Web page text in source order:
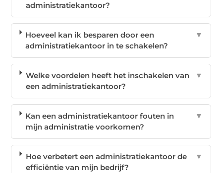
administratiekantoor?
Hoeveel kan ik besparen door een
administratiekantoor in te schakelen?
▼
Welke voordelen heeft het inschakelen van
een administratiekantoor?
▼
Kan een administratiekantoor fouten in
mijn administratie voorkomen?
▼
Hoe verbetert een administratiekantoor de
efficiëntie van mijn bedrijf?
▼